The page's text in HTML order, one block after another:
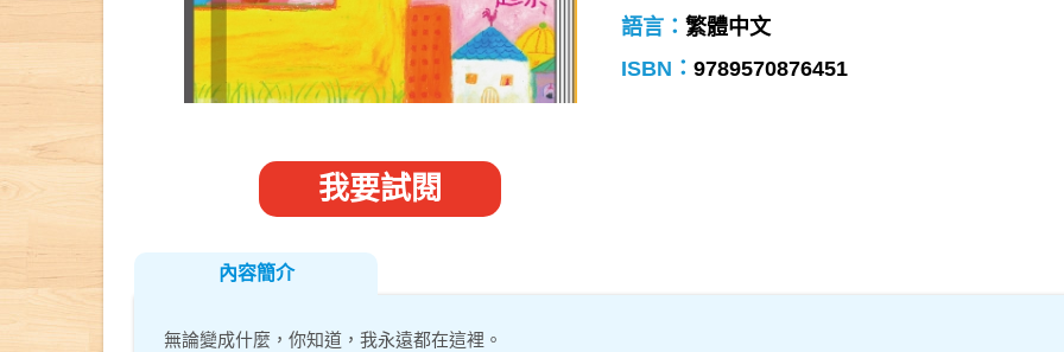
我要試閱
語言： 繁體中文
ISBN： 9789570876451
內容簡介
無論變成什麼，你知道，我永遠都在這裡。